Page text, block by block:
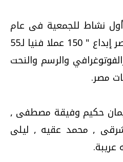
نشاط للجمعية فى عام
2013 ضمن برنامجها " مصر إبداع " 150 عملا فنيا لـ55
والرسم والنحت
مصر.
إيمان حكيم وفيقة مصطفى ,
, محمد عقيه , ليلى